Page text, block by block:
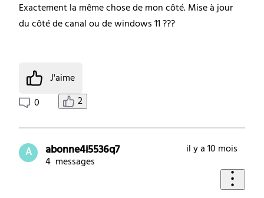
Exactement la même chose de mon côté. Mise à jour
du côté de canal ou de windows 11 ???
J'aime
0
2
A abonne4i5536q7
4 messages
il y a 10 mois